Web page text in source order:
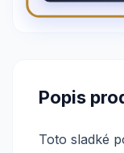
Popis
Toto sladké